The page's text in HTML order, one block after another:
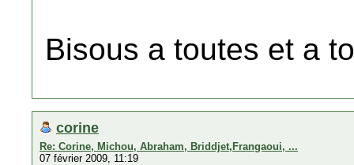
Bisous a toutes et a
corine
Re: Corine, Michou, Abraham, Briddjet,Frangaoui, ...
07 février 2009, 11:19